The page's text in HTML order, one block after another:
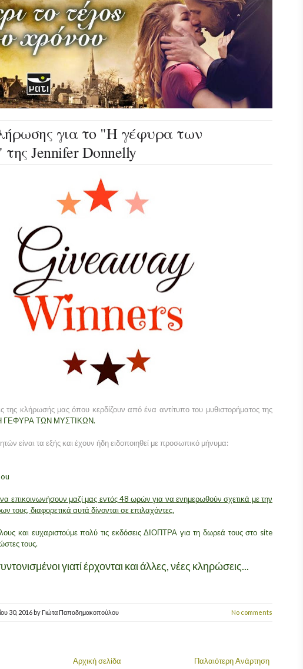
για το "Η γέφυρα των
Jennifer Donnelly
της κλήρωσής μας όπου κερδίζουν από ένα αντίτυπο του μυθιστορήματος της
ΓΕΦΥΡΑ ΤΩΝ ΜΥΣΤΙΚΩΝ.
είναι τα εξής και έχουν ήδη ειδοποιηθεί με προσωπικό μήνυμα:
να επικοινωνήσουν μαζί μας εντός 48 ωρώνγια να ενημερωθούν σχετικά με την
διαφορετικά αυτά δίνονται σε επιλαχόντες.
και ευχαριστούμε πολύ τις εκδόσεις ΔΙΟΠΤΡΑ για τη δωρεά τους στο site
τους.
γιατί έρχονται και άλλες, νέες κληρώσεις...
30, 2016 by Γιώτα Παπαδημακοπούλου No comments
Παλαιότερη Ανάρτηση
Αρχική σελίδα